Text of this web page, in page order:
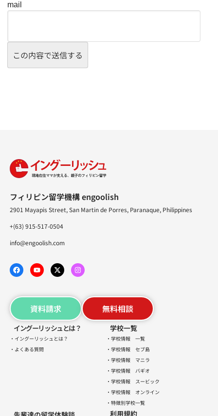
mail
フィリピン留学機構 engoolish
2901 Mayapis Street, San Martin de Porres, Paranaque, Philippines
+(63) 915-517-0504
info@engoolish.com
資料請求 無料相談
イングーリッシュとは？
・イングーリッシュとは？
・よくある質問
学校一覧
・学校情報 一覧
・学校情報 セブ島
・学校情報 マニラ
・学校情報 バギオ
・学校情報 スービック
・学校情報 オンライン
・特徴別学校一覧
利用規約